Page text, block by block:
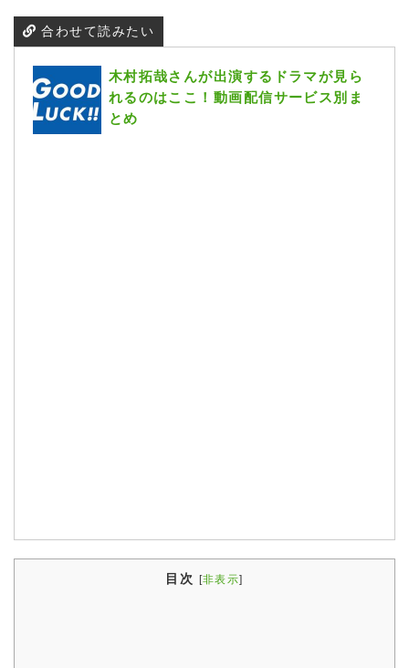
合わせて読みたい
木村拓哉さんが出演するドラマが見ら
れるのはここ！動画配信サービス別ま
とめ
目次 [非表示]